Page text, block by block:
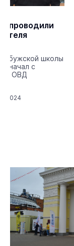
проводили
школы
начал с
ОВД